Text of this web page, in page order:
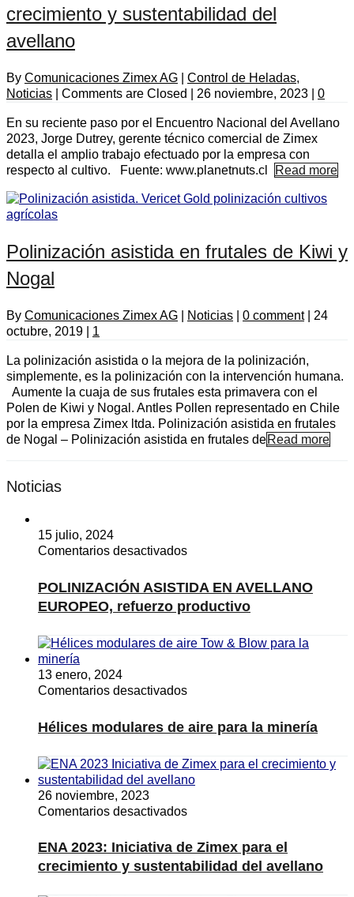
crecimiento y sustentabilidad del
avellano
By Comunicaciones Zimex AG Control de Heladas,
Noticias
Comments are Closed 26 noviembre, 2023 0
En su reciente paso por el Encuentro Nacional del Avellano
2023, Jorge Dutrey, gerente técnico comercial de Zimex
detalla el amplio trabajo efectuado por la empresa con
respecto al cultivo. Fuente: www.planetnuts.cl
Read more
Polinización asistida en frutales de Kiwi y
Nogal
By Comunicaciones Zimex AG Noticias 0 comment
24
octubre, 2019
1
La polinización asistida o la mejora de la polinización,
simplemente, es la polinización con la intervención humana.
Aumente la cuaja de sus frutales esta primavera con el
Polen de Kiwi y Nogal. Antles Pollen representado en Chile
por la empresa Zimex ltda. Polinización asistida en frutales
de Nogal – Polinización asistida en frutales deRead more
Noticias
15 julio, 2024
Comentarios desactivadosen
ASISTIDA
EN
AVELLANO
refuerzo
POLINIZACIÓN ASISTIDA EN AVELLANO
EUROPEO, refuerzo productivo
13 enero, 2024
Comentarios desactivadosen
modulares
de
para
la
Hélices modulares de aire para la minería
26 noviembre, 2023
Comentarios desactivadosen
2023:
Iniciativa
de
ENA 2023: Iniciativa de Zimex para el
crecimiento y sustentabilidad del avellano